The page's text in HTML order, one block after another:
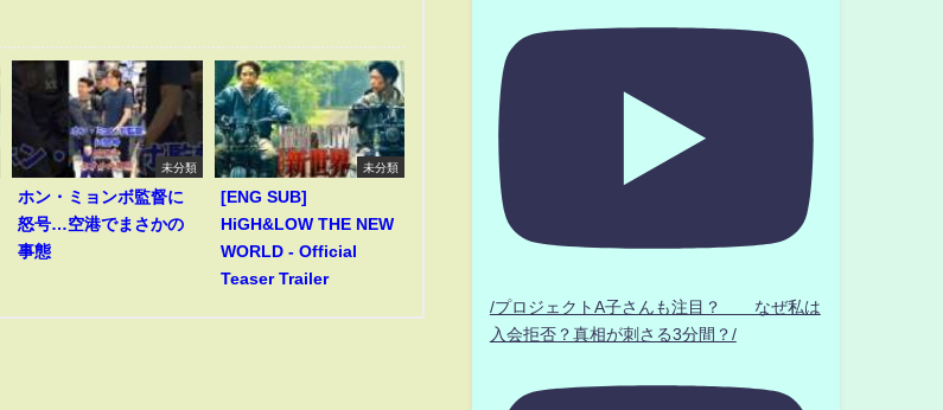
未分類
ホン・ミョンボ監督に
怒号…空港でまさかの
事態
未分類
[ENG SUB]
HiGH&LOW THE NEW
WORLD - Official
Teaser Trailer
/プロジェクトA子さんも注目？ なぜ私は
入会拒否？真相が刺さる3分間？/